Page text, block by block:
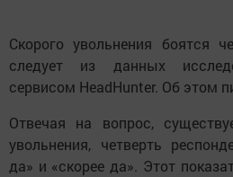
Скорого увольнения боятся
следует из данных
сервисом HeadHunter. Об этом
Отвечая на вопрос,
увольнения, четверть
да» и «скорее да». Этот